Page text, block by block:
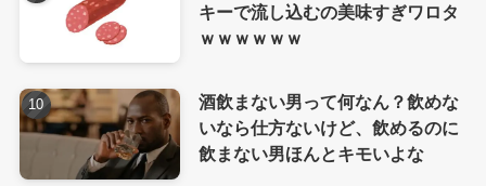
キーで流し込むの美味すぎワロタ
ｗｗｗｗｗｗ
酒飲まない男って何なん？飲めな
いなら仕方ないけど、飲めるのに
飲まない男ほんとキモいよな